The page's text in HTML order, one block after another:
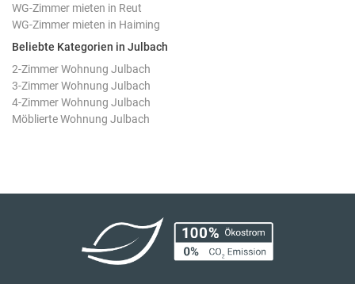
WG-Zimmer mieten in Reut
WG-Zimmer mieten in Haiming
Beliebte Kategorien in Julbach
2-Zimmer Wohnung Julbach
3-Zimmer Wohnung Julbach
4-Zimmer Wohnung Julbach
Möblierte Wohnung Julbach